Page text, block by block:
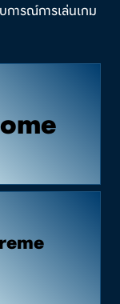
ารณ์การเล่นเกม